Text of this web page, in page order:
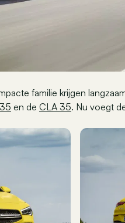
familie krijgen
en de CLA 35. Nu voegt